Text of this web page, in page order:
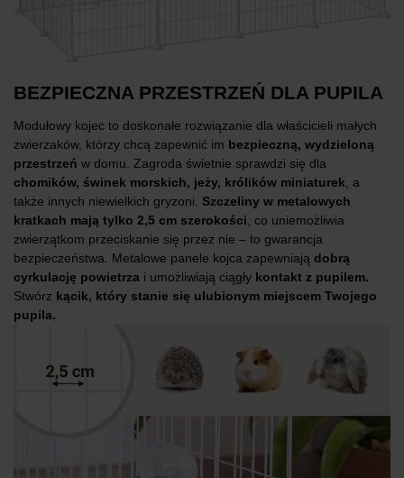
BEZPIECZNA PRZESTRZEŃ DLA PUPILA
Modułowy kojec to doskonałe rozwiązanie dla właścicieli małych
zwierzaków, którzy chcą zapewnić im bezpieczną, wydzieloną
przestrzeń w domu. Zagroda świetnie sprawdzi się dla
chomików, świnek morskich, jeży, królików miniaturek, a
także innych niewielkich gryzoni. Szczeliny w metalowych
kratkach mają tylko 2,5 cm szerokości, co uniemożliwia
zwierzątkom przeciskanie się przez nie – to gwarancja
bezpieczeństwa. Metalowe panele kojca zapewniają dobrą
cyrkulację powietrza i umożliwiają ciągły kontakt z pupilem.
Stwórz kącik, który stanie się ulubionym miejscem Twojego
pupila.